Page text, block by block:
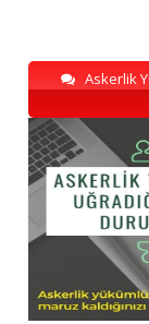
Askerlik